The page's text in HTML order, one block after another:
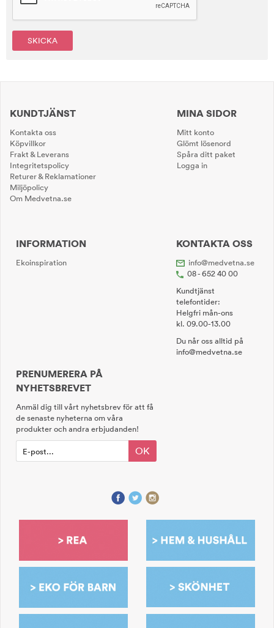
SKICKA
KUNDTJÄNST
Kontakta oss
Köpvillkor
Frakt & Leverans
Integritetspolicy
Returer & Reklamationer
Miljöpolicy
Om Medvetna.se
MINA SIDOR
Mitt konto
Glömt lösenord
Spåra ditt paket
Logga in
INFORMATION
Ekoinspiration
KONTAKTA OSS
info@medvetna.se
08 - 652 40 00
Kundtjänst
telefontider:
Helgfri mån-ons
kl. 09.00-13.00
Du når oss alltid på
info@medvetna.se
PRENUMERERA PÅ
NYHETSBREVET
Anmäl dig till vårt nyhetsbrev för att få
de senaste nyheterna om våra
produkter och andra erbjudanden!
OK